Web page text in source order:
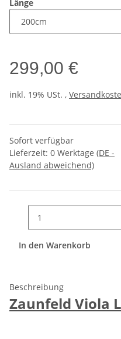
Länge
299,00 €
inkl. 19% USt. ,
Sofort verfügbar
Lieferzeit: 0 Werktage (DE -
Ausland abweichend)
In den Warenkorb
Beschreibung
Zaunfeld Viola